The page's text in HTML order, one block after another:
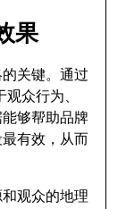
果
关键。通过
众行为、
够帮助品牌
有效，从而
观众的地理